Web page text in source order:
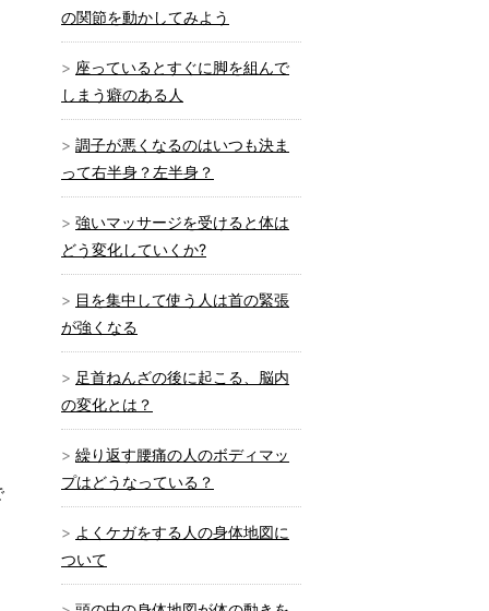
の関節を動かしてみよう
座っているとすぐに脚を組んで
しまう癖のある人
調子が悪くなるのはいつも決ま
って右半身？左半身？
強いマッサージを受けると体は
どう変化していくか?
目を集中して使う人は首の緊張
が強くなる
足首ねんざの後に起こる、脳内
の変化とは？
繰り返す腰痛の人のボディマッ
プはどうなっている？
よくケガをする人の身体地図に
ついて